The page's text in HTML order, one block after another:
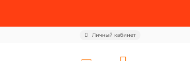
Личный кабинет